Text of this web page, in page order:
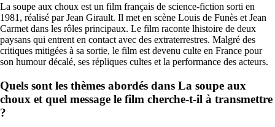
La soupe aux choux est un film français de science-fiction sorti en
1981, réalisé par Jean Girault. Il met en scène Louis de Funès et Jean
Carmet dans les rôles principaux. Le film raconte lhistoire de deux
paysans qui entrent en contact avec des extraterrestres. Malgré des
critiques mitigées à sa sortie, le film est devenu culte en France pour
son humour décalé, ses répliques cultes et la performance des acteurs.
Quels sont les thèmes abordés dans La soupe aux
choux et quel message le film cherche-t-il à transmettre
?